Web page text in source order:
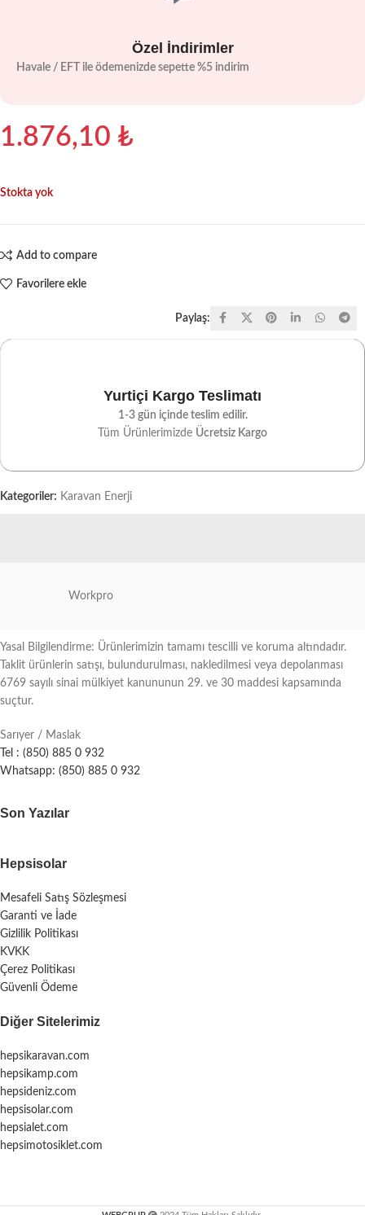
Özel İndirimler
Havale / EFT ile ödemenizde sepette %5 indirim
1.876,10 ₺
Stokta yok
Add to compare
Favorilere ekle
Paylaş:
Yurtiçi Kargo Teslimatı
1-3 gün içinde teslim edilir.
Tüm Ürünlerimizde Ücretsiz Kargo
Kategoriler: Karavan Enerji
Workpro
Yasal Bilgilendirme: Ürünlerimizin tamamı tescilli ve koruma altındadır.
Taklit ürünlerin satışı, bulundurulması, nakledilmesi veya depolanması
6769 sayılı sinai mülkiyet kanununun 29. ve 30 maddesi kapsamında
suçtur.
Sarıyer / Maslak
Tel : (850) 885 0 932
Whatsapp: (850) 885 0 932
Son Yazılar
Hepsisolar
Mesafeli Satış Sözleşmesi
Garanti ve İade
Gizlilik Politikası
KVKK
Çerez Politikası
Güvenli Ödeme
Diğer Sitelerimiz
hepsikaravan.com
hepsikamp.com
hepsideniz.com
hepsisolar.com
hepsialet.com
hepsimotosiklet.com